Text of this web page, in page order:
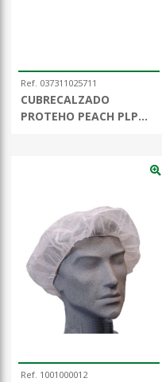
Ref. 037311025711
CUBRECALZADO
PROTEHO PEACH PLP
Ref. 1001000012